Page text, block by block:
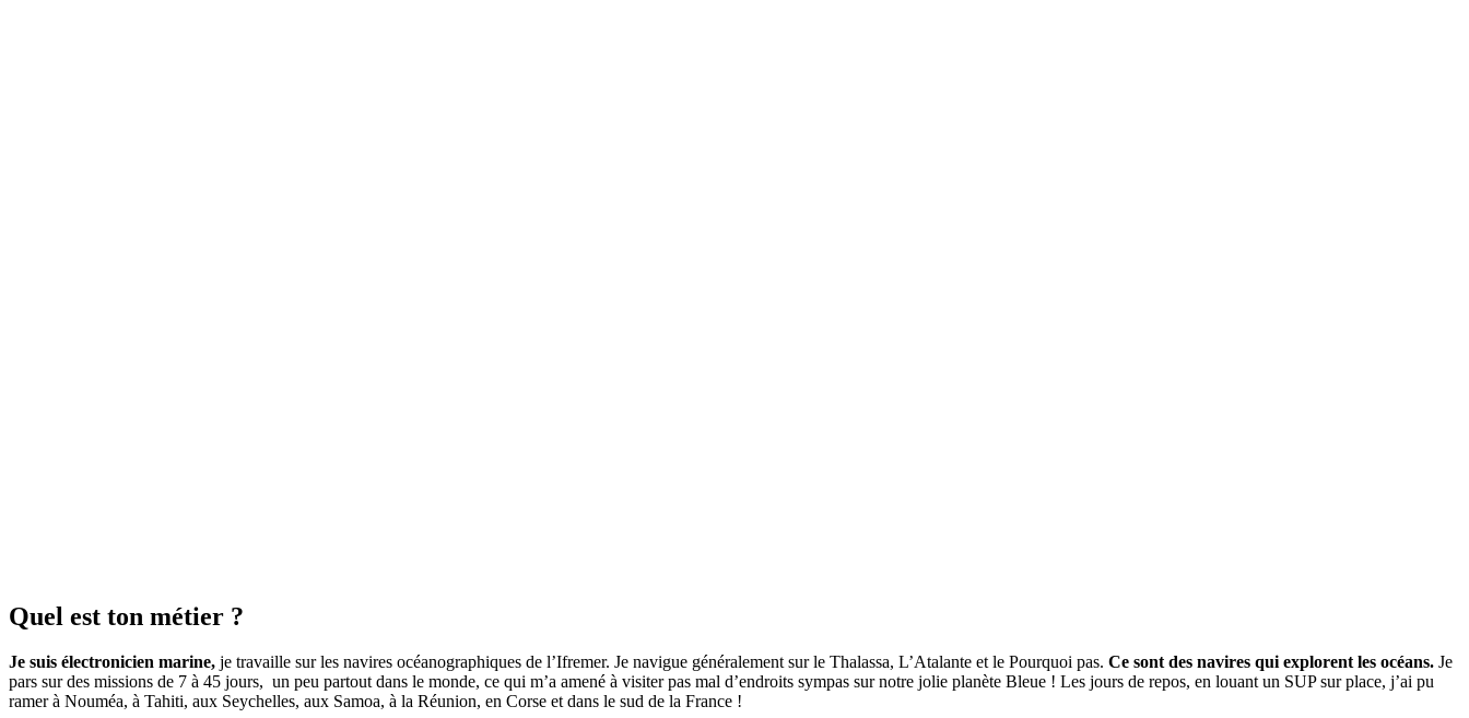
Quel est ton métier ?
Je suis électronicien marine, je travaille sur les navires océanographiques de l’Ifremer. Je navigue généralement sur le Thalassa, L’Atalante et le Pourquoi pas. Ce sont des navires qui explorent les océans. Je
pars sur des missions de 7 à 45 jours, un peu partout dans le monde, ce qui m’a amené à visiter pas mal d’endroits sympas sur notre jolie planète Bleue ! Les jours de repos, en louant un SUP sur place, j’ai pu
ramer à Nouméa, à Tahiti, aux Seychelles, aux Samoa, à la Réunion, en Corse et dans le sud de la France !